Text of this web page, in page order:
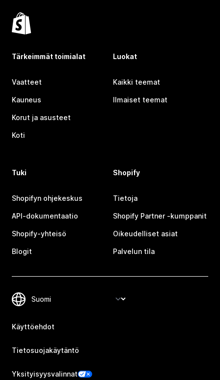
Tärkeimmät toimialat
Vaatteet
Kauneus
Korut ja asusteet
Koti
Luokat
Kaikki teemat
Ilmaiset teemat
Tuki
Shopifyn ohjekeskus
API-dokumentaatio
Shopify-yhteisö
Blogit
Shopify
Tietoja
Shopify Partner ‑kumppanit
Oikeudelliset asiat
Palvelun tila
Käyttöehdot
Tietosuojakäytäntö
Yksityisyysvalinnat